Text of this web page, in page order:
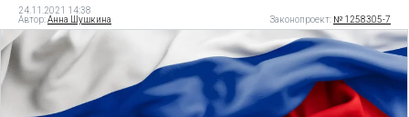
24.11.2021 14:38
Автор:Анна Шушкина Законопроект: № 1258305-7